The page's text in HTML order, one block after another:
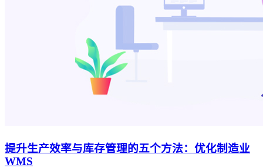
提升生产效率与库存管理的五个方法：优化制造业
WMS